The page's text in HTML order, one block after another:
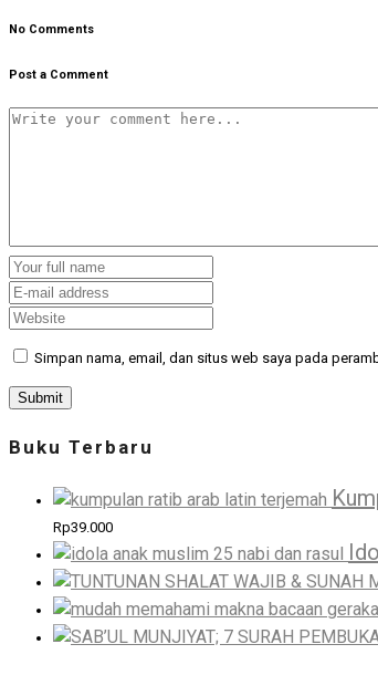
No Comments
Post a Comment
Simpan nama, email, dan situs web saya pada
Buku Terbaru
Rp39.000